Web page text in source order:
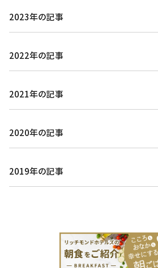
2023年の記事
2022年の記事
2021年の記事
2020年の記事
2019年の記事